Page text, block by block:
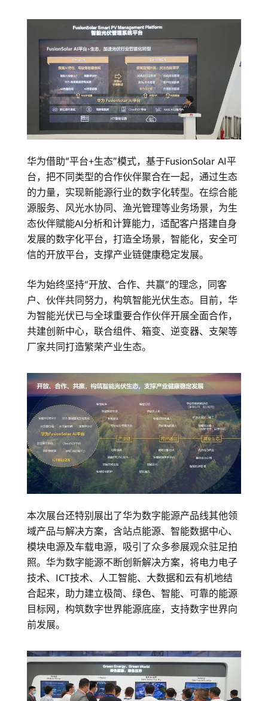
华为借助“平台+生态”模式，基于FusionSolar AI平
台，把不同类型的合作伙伴聚合在一起，通过生态
的力量，实现新能源行业的数字化转型。在综合能
源服务、风光水协同、渔光管理等业务场景，为生
态伙伴赋能AI分析和计算能力，适配客户搭建自身
发展的数字化平台，打造全场景，智能化，安全可
信的开放平台，支撑产业链健康稳定发展。
华为始终坚持“开放、合作、共赢”的理念，同客
户、伙伴共同努力，构筑智能光伏生态。目前，华
为智能光伏已与全球重要合作伙伴开展全面合作，
共建创新中心，联合组件、箱变、逆变器、支架等
厂家共同打造繁荣产业生态。
本次展台还特别展出了华为数字能源产品线其他领
域产品与解决方案，含站点能源、智能数据中心、
模块电源及车载电源，吸引了众多参展观众驻足拍
照。华为数字能源不断创新解决方案，将电力电子
技术、ICT技术、人工智能、大数据和云有机地结
合起来，助力建立极简、绿色、智能、可靠的能源
目标网，构筑数字世界能源底座，支持数字世界向
前发展。